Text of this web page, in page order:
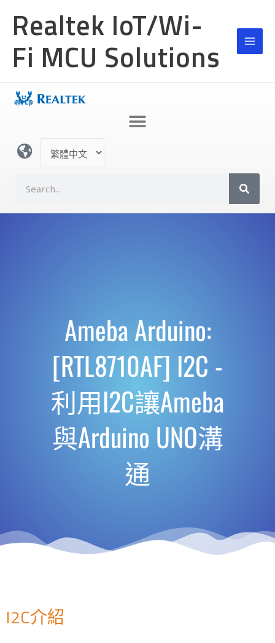
容
Realtek IoT/Wi-
Fi MCU Solutions
言
a
Ameba Arduino:
[RTL8710AF] I2C -
利用I2C讓Ameba
與Arduino UNO溝
通
I2C介紹